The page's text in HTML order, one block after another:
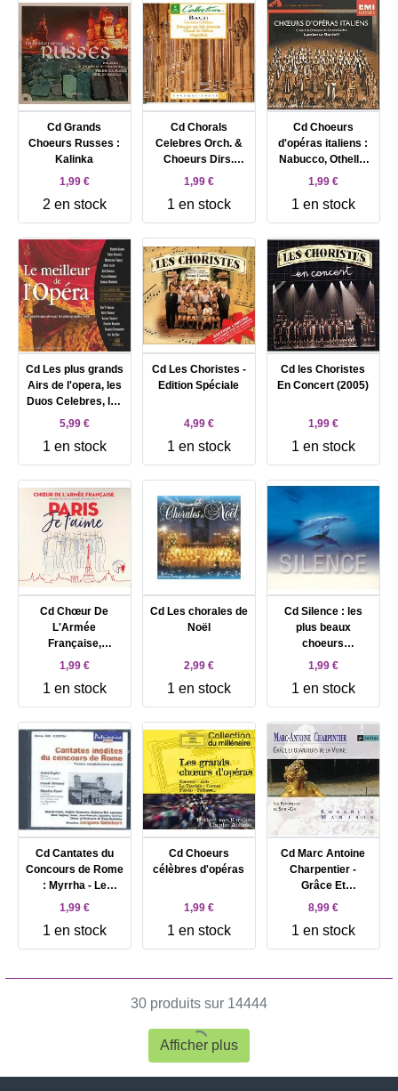
Cd Grands
Choeurs Russes :
Kalinka
1,99 €
2 en stock
Cd Chorals
Celebres Orch. &
Choeurs Dirs.
Corboz ou Leppard
1,99 €
1 en stock
Cd Choeurs
d'opéras italiens :
Nabucco, Othello,
Le Trouvère,
rusticana, Madame
Butterfly, Turandot,
Macbeth, Lucia di
Lamermmor, Moïse
en Egypte, Don
Pasquale, Aïda
1,99 €
1 en stock
Cd Les plus grands
Airs de l'opera, les
Duos Celebres, les
plus Beaux
5,99 €
1 en stock
Cd Les Choristes -
Edition Spéciale
4,99 €
1 en stock
Cd les Choristes
En Concert (2005)
1,99 €
1 en stock
Cd Chœur De
L'Armée
Française,
Orchestre De La
Républicaine -
Paris Je T'aime
(2019)
1,99 €
1 en stock
Cd Les chorales de
Noël
2,99 €
1 en stock
Cd Silence : les
plus beaux
choeurs
classiques
1,99 €
1 en stock
Cd Cantates du
Concours de Rome
: Myrrha - Le
Printemps - 5
1,99 €
1 en stock
Cd Choeurs
célèbres d'opéras
1,99 €
1 en stock
Cd Marc Antoine
Charpentier -
Grâce Et
Grandeurs De La
8,99 €
1 en stock
30 produits sur 14444
Afficher plus